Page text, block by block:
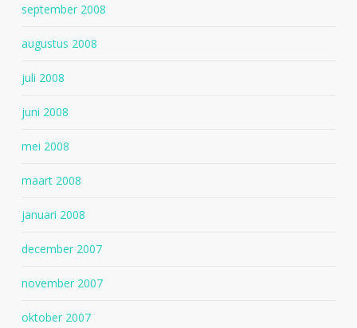
september 2008
augustus 2008
juli 2008
juni 2008
mei 2008
maart 2008
januari 2008
december 2007
november 2007
oktober 2007